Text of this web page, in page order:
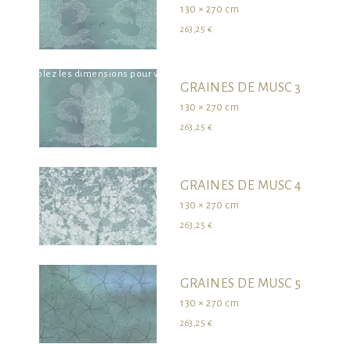
survolez les dimensions pour visualiser le produit dans son ensemble
130 × 270 cm
263,25 €
GRAINES DE MUSC 3
130 × 270 cm
263,25 €
GRAINES DE MUSC 4
130 × 270 cm
263,25 €
GRAINES DE MUSC 5
130 × 270 cm
263,25 €